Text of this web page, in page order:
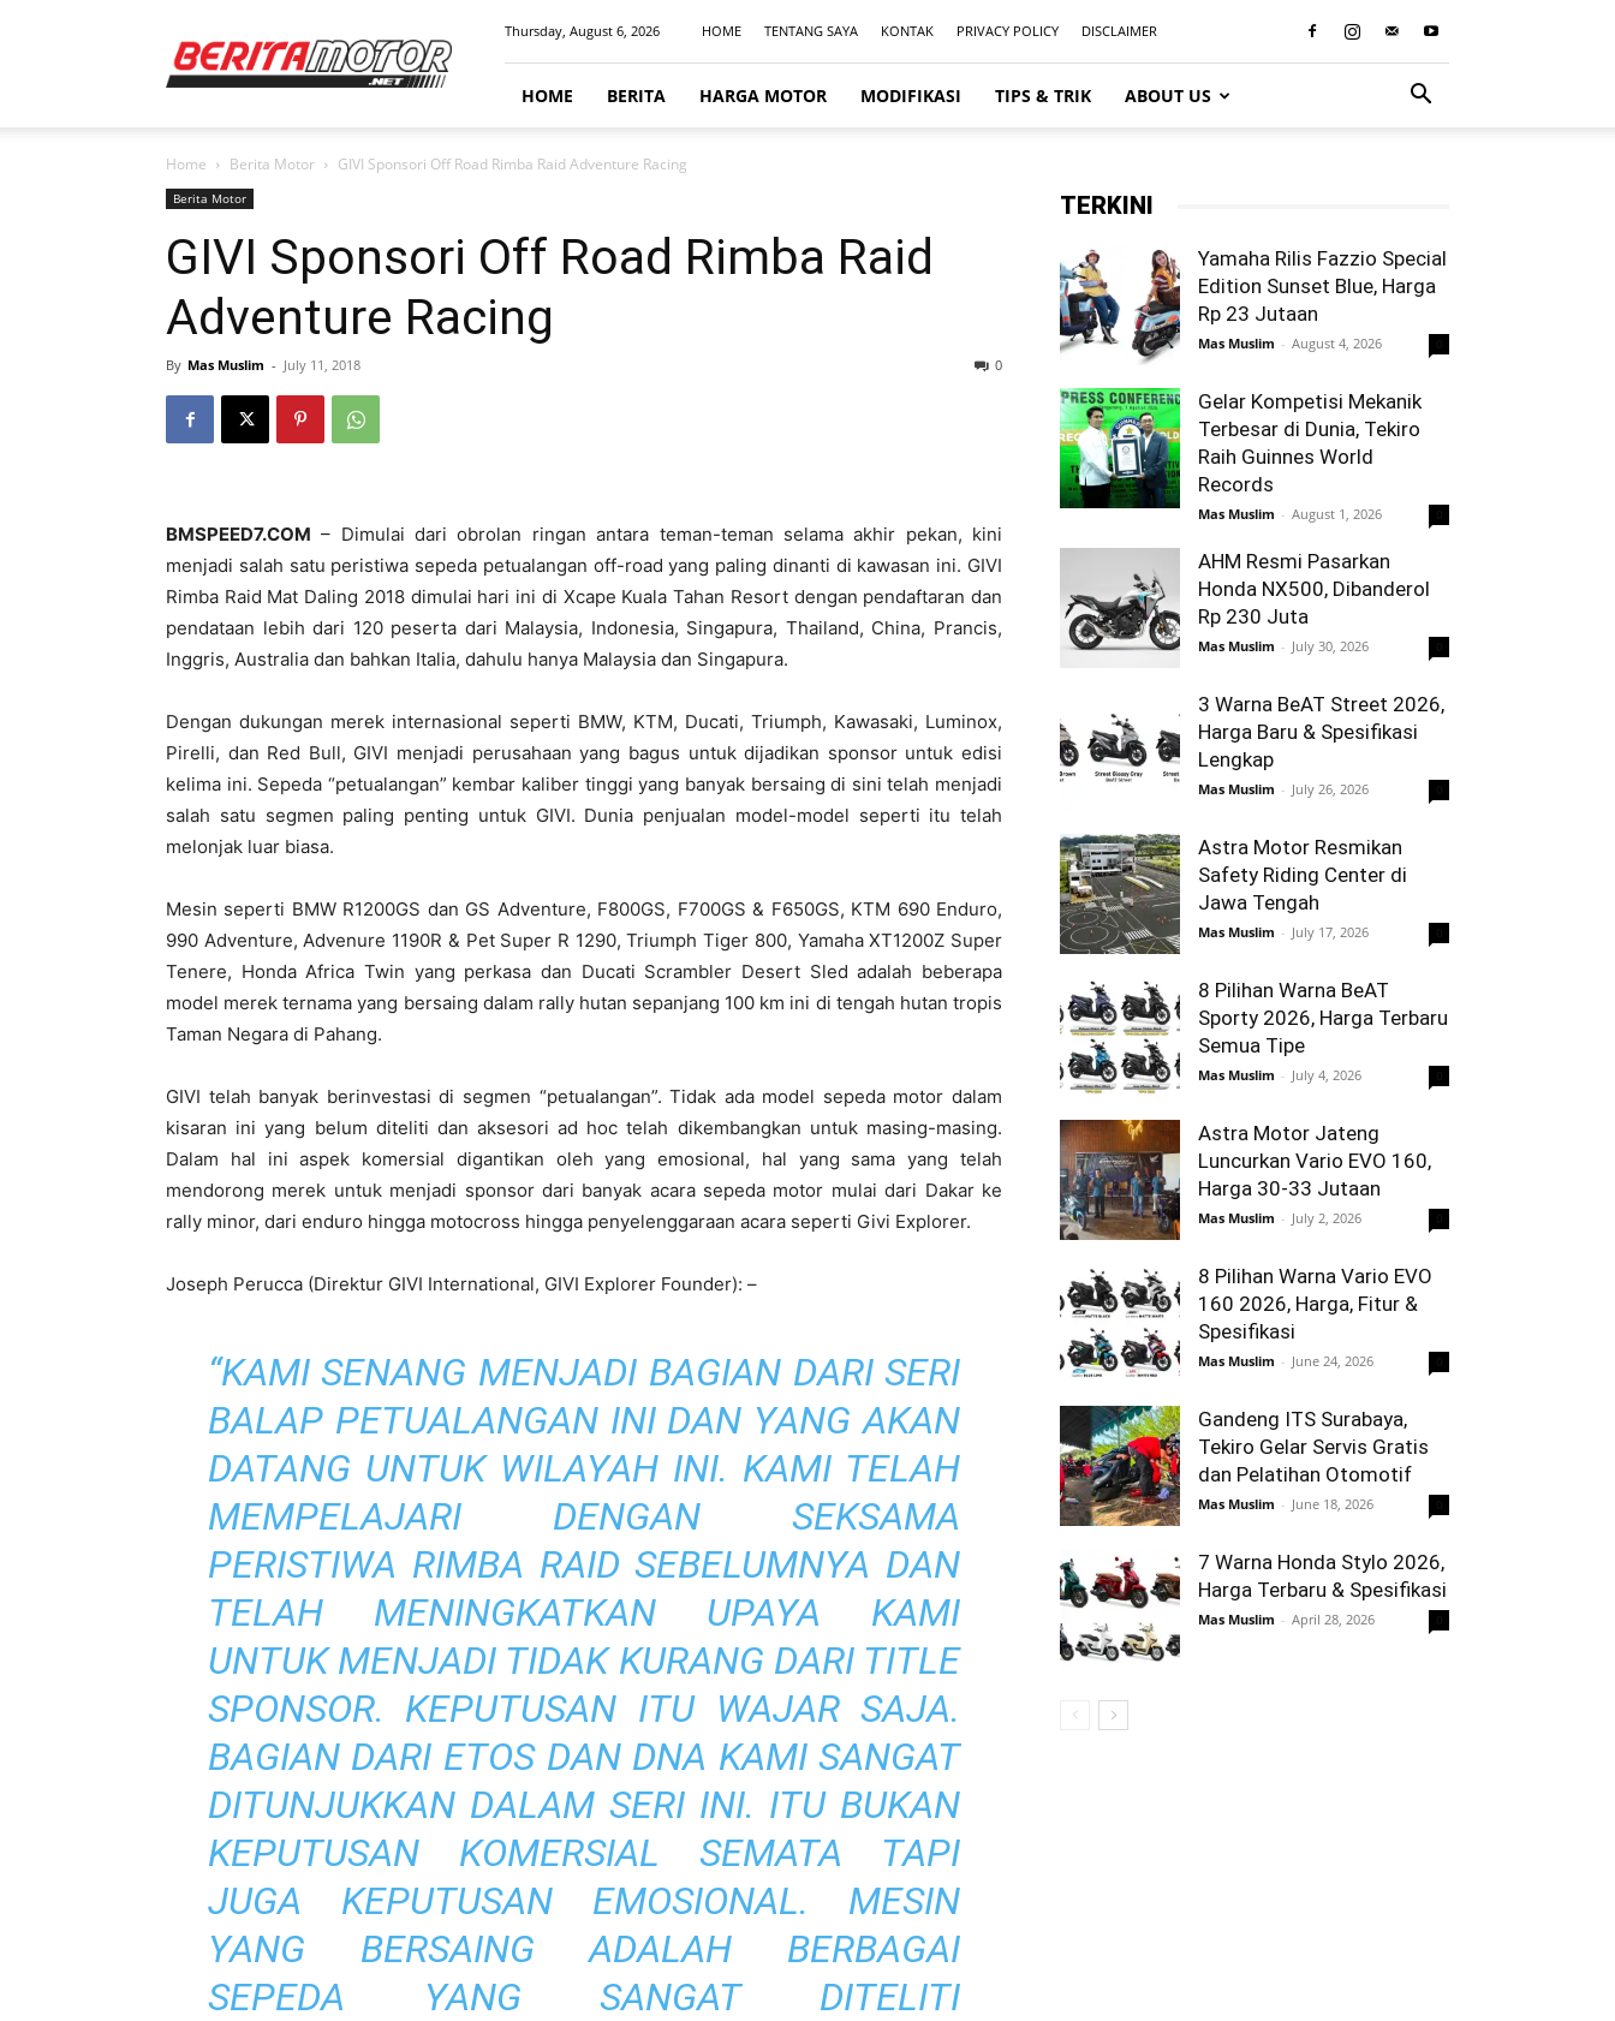
Thursday, August 6, 2026 HOME TENTANG SAYA KONTAK PRIVACY POLICY DISCLAIMER
HOME BERITA HARGA MOTOR MODIFIKASI TIPS & TRIK ABOUT US
Home Berita Motor GIVI Sponsori Off Road Rimba Raid Adventure Racing
Berita Motor
GIVI Sponsori Off Road Rimba Raid
Adventure Racing
By Mas Muslim - July 11, 2018 0
BMSPEED7.COM – Dimulai dari obrolan ringan antara teman-teman selama akhir pekan, kini
menjadi salah satu peristiwa sepeda petualangan off-road yang paling dinanti di kawasan ini. GIVI
Rimba Raid Mat Daling 2018 dimulai hari ini di Xcape Kuala Tahan Resort dengan pendaftaran dan
pendataan lebih dari 120 peserta dari Malaysia, Indonesia, Singapura, Thailand, China, Prancis,
Inggris, Australia dan bahkan Italia, dahulu hanya Malaysia dan Singapura.
Dengan dukungan merek internasional seperti BMW, KTM, Ducati, Triumph, Kawasaki, Luminox,
Pirelli, dan Red Bull, GIVI menjadi perusahaan yang bagus untuk dijadikan sponsor untuk edisi
kelima ini. Sepeda “petualangan” kembar kaliber tinggi yang banyak bersaing di sini telah menjadi
salah satu segmen paling penting untuk GIVI. Dunia penjualan model-model seperti itu telah
melonjak luar biasa.
Mesin seperti BMW R1200GS dan GS Adventure, F800GS, F700GS & F650GS, KTM 690 Enduro,
990 Adventure, Advenure 1190R & Pet Super R 1290, Triumph Tiger 800, Yamaha XT1200Z Super
Tenere, Honda Africa Twin yang perkasa dan Ducati Scrambler Desert Sled adalah beberapa
model merek ternama yang bersaing dalam rally hutan sepanjang 100 km ini di tengah hutan tropis
Taman Negara di Pahang.
GIVI telah banyak berinvestasi di segmen “petualangan”. Tidak ada model sepeda motor dalam
kisaran ini yang belum diteliti dan aksesori ad hoc telah dikembangkan untuk masing-masing.
Dalam hal ini aspek komersial digantikan oleh yang emosional, hal yang sama yang telah
mendorong merek untuk menjadi sponsor dari banyak acara sepeda motor mulai dari Dakar ke
rally minor, dari enduro hingga motocross hingga penyelenggaraan acara seperti Givi Explorer.
Joseph Perucca (Direktur GIVI International, GIVI Explorer Founder): –
“KAMI SENANG MENJADI BAGIAN DARI SERI
BALAP PETUALANGAN INI DAN YANG AKAN
DATANG UNTUK WILAYAH INI. KAMI TELAH
MEMPELAJARI DENGAN SEKSAMA
PERISTIWA RIMBA RAID SEBELUMNYA DAN
TELAH MENINGKATKAN UPAYA KAMI
UNTUK MENJADI TIDAK KURANG DARI TITLE
SPONSOR. KEPUTUSAN ITU WAJAR SAJA.
BAGIAN DARI ETOS DAN DNA KAMI SANGAT
DITUNJUKKAN DALAM SERI INI. ITU BUKAN
KEPUTUSAN KOMERSIAL SEMATA TAPI
JUGA KEPUTUSAN EMOSIONAL. MESIN
YANG BERSAING ADALAH BERBAGAI
SEPEDA YANG SANGAT DITELITI
TERKINI
Yamaha Rilis Fazzio Special
Edition Sunset Blue, Harga
Rp 23 Jutaan
Mas Muslim - August 4, 2026
Gelar Kompetisi Mekanik
Terbesar di Dunia, Tekiro
Raih Guinnes World
Records
Mas Muslim - August 1, 2026
AHM Resmi Pasarkan
Honda NX500, Dibanderol
Rp 230 Juta
Mas Muslim - July 30, 2026
3 Warna BeAT Street 2026,
Harga Baru & Spesifikasi
Lengkap
Mas Muslim - July 26, 2026
Astra Motor Resmikan
Safety Riding Center di
Jawa Tengah
Mas Muslim - July 17, 2026
8 Pilihan Warna BeAT
Sporty 2026, Harga Terbaru
Semua Tipe
Mas Muslim - July 4, 2026
Astra Motor Jateng
Luncurkan Vario EVO 160,
Harga 30-33 Jutaan
Mas Muslim - July 2, 2026
8 Pilihan Warna Vario EVO
160 2026, Harga, Fitur &
Spesifikasi
Mas Muslim - June 24, 2026
Gandeng ITS Surabaya,
Tekiro Gelar Servis Gratis
dan Pelatihan Otomotif
Mas Muslim - June 18, 2026
7 Warna Honda Stylo 2026,
Harga Terbaru & Spesifikasi
Mas Muslim - April 28, 2026